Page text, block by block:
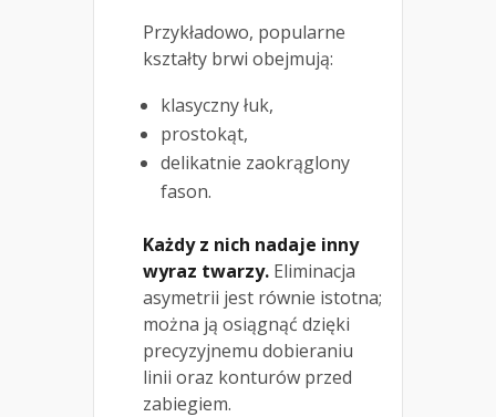
Przykładowo, popularne
kształty brwi obejmują:
klasyczny łuk,
prostokąt,
delikatnie zaokrąglony
fason.
Każdy z nich nadaje inny
wyraz twarzy. Eliminacja
asymetrii jest równie istotna;
można ją osiągnąć dzięki
precyzyjnemu dobieraniu
linii oraz konturów przed
zabiegiem.